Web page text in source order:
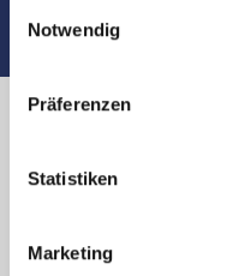
Notwendig
Präferenzen
Statistiken
Marketing
Käufer finden